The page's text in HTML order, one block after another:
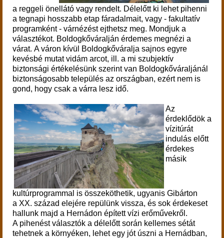
a reggeli önellátó vagy rendelt. Délelőtt ki lehet pihenni
a tegnapi hosszabb etap fáradalmait, vagy - fakultatív
programként - várnézést ejthetsz meg. Mondjuk a
választékot. Boldogkőváralján érdemes megnézi a
várat. A váron kívül Boldogkőváralja sajnos egyre
kevésbé mutat vidám arcot, ill. a mi szubjektív
biztonsági értékelésünk szerint van Boldogkőváraljánál
biztonságosabb település az országban, ezért nem is
gond, hogy csak a várra lesz idő.
Az
érdeklődök a
vízitúrát
indulás előtt
érdekes
másik
kultúrprogrammal is összeköthetik, ugyanis Gibárton
a XX. század elejére repülünk vissza, és sok érdekeset
hallunk majd a Hernádon épített vízi erőművekről.
A pihenést választók a délelőtt során kellemes sétát
tehetnek a környéken, lehet egy jót úszni a Hernádban,